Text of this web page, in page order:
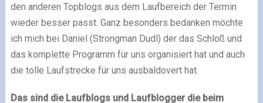
den anderen Topblogs aus dem Laufbereich der Termin
wieder besser passt. Ganz besonders bedanken möchte
ich mich bei Daniel (Strongman Dudl) der das Schloß und
das komplette Programm für uns organisiert hat und auch
die tolle Laufstrecke für uns ausbaldovert hat.
Das sind die Laufblogs und Laufblogger die beim